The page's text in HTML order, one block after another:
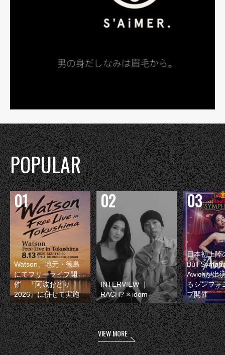
POPULAR
Watson、地元・徳島
にてフリーライブ開
催 『阿波おどり
2026』に併せて実施
INTERVIEW ｜
RACH? × idom
日本初上陸
Bull
Awichが出
るシンフォ
ブ開催
VIEW MORE